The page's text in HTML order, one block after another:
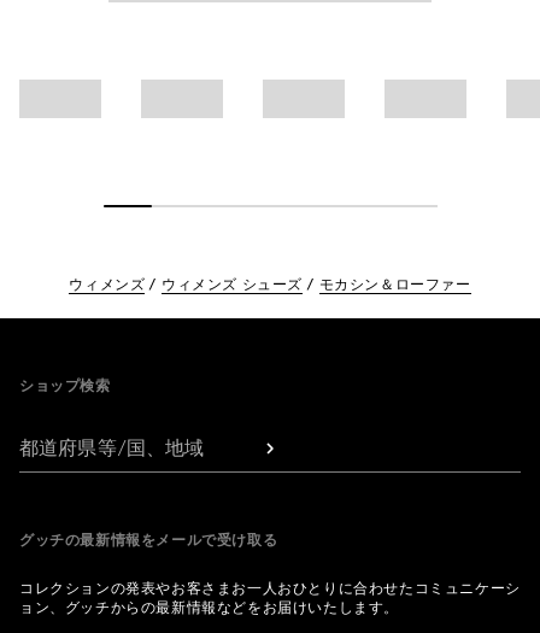
ウィメンズ ウィメンズ シューズ モカシン＆ローファー
ショップ検索
都道府県等/国、地域
グッチの最新情報をメールで受け取る
コレクションの発表やお客さまお一人おひとりに合わせたコミュニケーシ
ョン、グッチからの最新情報などをお届けいたします。